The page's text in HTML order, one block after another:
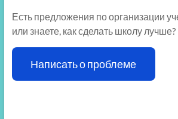
Есть предложения по организации
или знаете, как сделать школу лучше?
Написать о проблеме